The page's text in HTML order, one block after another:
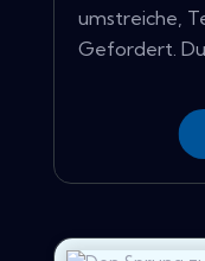
umstreiche,
Gefordert.